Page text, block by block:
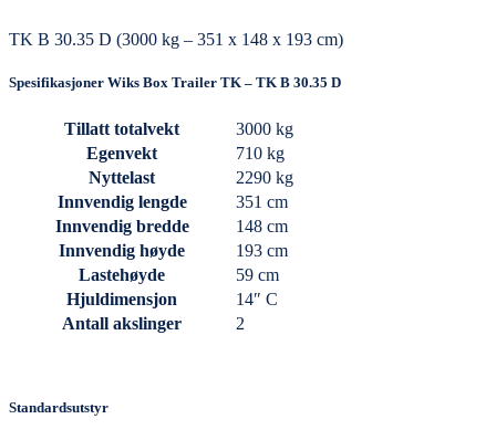
TK B 30.35 D (3000 kg – 351 x 148 x 193 cm)
Spesifikasjoner Wiks Box Trailer TK – TK B 30.35 D
Tillatt totalvekt
3000 kg
Egenvekt
710 kg
Nyttelast
2290 kg
Innvendig lengde
351 cm
Innvendig bredde
148 cm
Innvendig høyde
193 cm
Lastehøyde
59 cm
Hjuldimensjon
14″ C
Antall akslinger
2
Standardsutstyr